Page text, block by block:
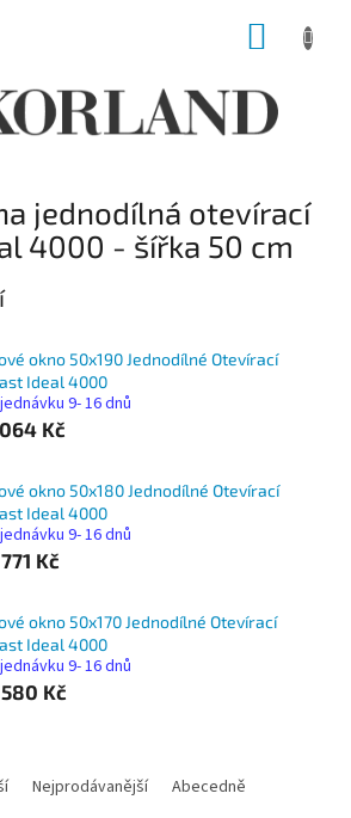
jednodílná otevírací
4000 - šířka 50 cm
okno 50x190 Jednodílné Otevírací
Ideal 4000
9- 16 dnů
Kč
okno 50x180 Jednodílné Otevírací
Ideal 4000
9- 16 dnů
Kč
okno 50x170 Jednodílné Otevírací
Ideal 4000
9- 16 dnů
Kč
Nejprodávanější Abecedně